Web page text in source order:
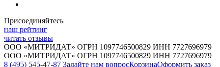
Присоединяйтесь
наш рейтинг
читать отзывы
ООО «МИТРИДАТ» ОГРН 1097746500829 ИНН 7727696979
ООО «МИТРИДАТ» ОГРН 1097746500829 ИНН 7727696979
8 (495) 545-47-87 Задайте нам вопросКорзинаОформить заказ